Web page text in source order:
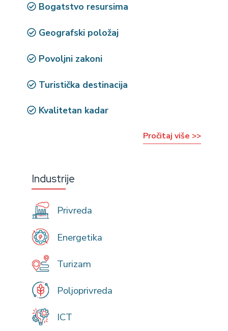
Bogatstvo resursima
Geografski položaj
Povoljni zakoni
Turistička destinacija
Kvalitetan kadar
Pročitaj više >>
Industrije
Privreda
Energetika
Turizam
Poljoprivreda
ICT